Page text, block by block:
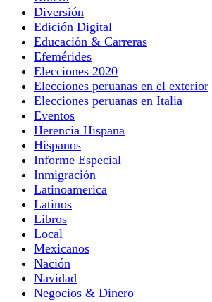
Diversión
Edición Digital
Educación & Carreras
Efemérides
Elecciones 2020
Elecciones peruanas en el exterior
Elecciones peruanas en Italia
Eventos
Herencia Hispana
Hispanos
Informe Especial
Inmigración
Latinoamerica
Latinos
Libros
Local
Mexicanos
Nación
Navidad
Negocios & Dinero